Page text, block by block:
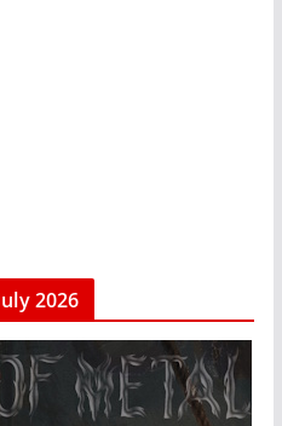
2026